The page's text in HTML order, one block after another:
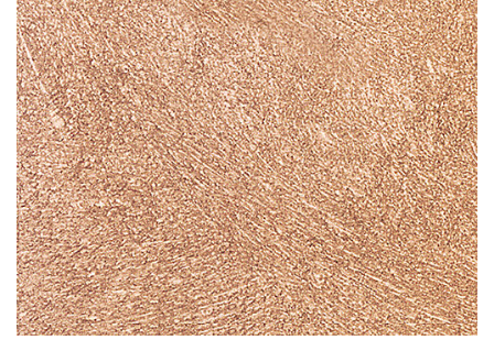
× ТОЗИ
САЙТ
ИЗПОЛЗВА